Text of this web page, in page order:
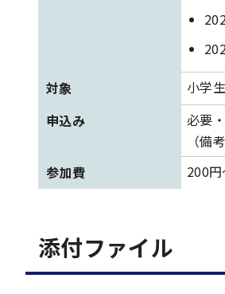
対象
小学
申込み
必要
（備
参加費
200円
添付ファイル